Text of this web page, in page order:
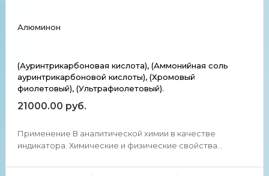
Алюминон
(Ауринтрикарбоновая кислота), (Аммонийная соль
ауринтрикарбоновой кислоты), (Хромовый
фиолетовый), (Ультрафиолетовый).
21000.00 руб.
Применение В аналитической химии в качестве
индикатора. Химические и физические свойства